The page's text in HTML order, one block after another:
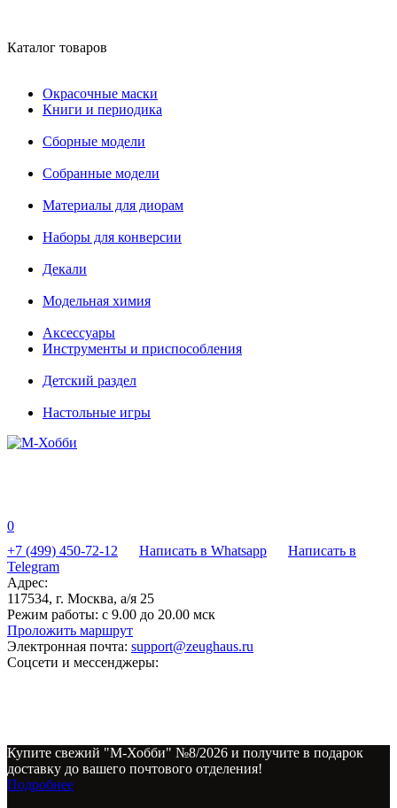
Каталог товаров
Окрасочные маски
Книги и периодика
Сборные модели
Собранные модели
Материалы для диорам
Наборы для конверсии
Декали
Модельная химия
Аксессуары
Инструменты и приспособления
Детский раздел
Настольные игры
0
+7 (499) 450-72-12
Написать в Whatsapp
Написать в
Telegram
Адрес:
117534, г. Москва, а/я 25
Режим работы: с 9.00 до 20.00 мск
Проложить маршрут
Электронная почта: support@zeughaus.ru
Соцсети и мессенджеры:
Купите свежий "М-Хобби" №8/2026 и получите в подарок
доставку до вашего почтового отделения!
Подробнее